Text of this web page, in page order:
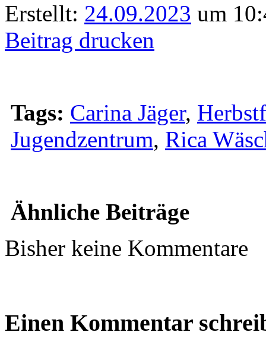
Erstellt: 24.09.2023 um
Beitrag drucken
Tags: Carina Jäger,
Jugendzentrum, Rica
Ähnliche Beiträge
Bisher keine Kommentare
Einen Kommentar